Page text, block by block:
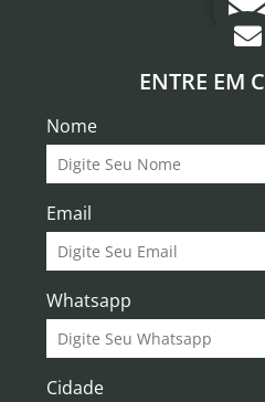
ENTRE EM
Nome
Email
Whatsapp
Cidade